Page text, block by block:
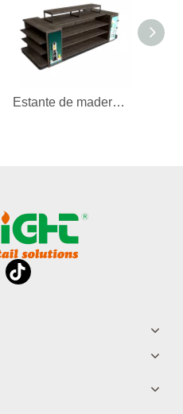
Estante de madera para tienda eléctrica de supermercado